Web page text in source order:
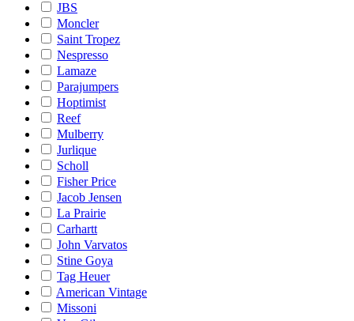
JBS
Moncler
Saint Tropez
Nespresso
Lamaze
Parajumpers
Hoptimist
Reef
Mulberry
Jurlique
Scholl
Fisher Price
Jacob Jensen
La Prairie
Carhartt
John Varvatos
Stine Goya
Tag Heuer
American Vintage
Missoni